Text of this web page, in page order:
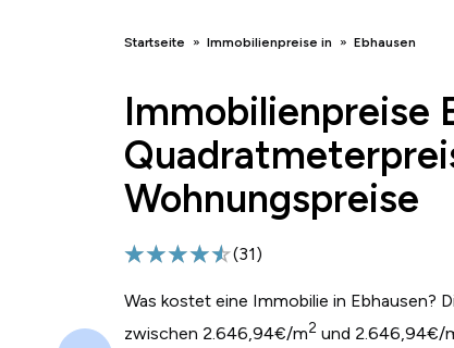
Breadcrumb
Startseite Immobilienpreise in Ebhausen
Immobilienpreise
Wohnungspreise
(31)
Was kostet eine Immobilie in Ebhausen?
zwischen 2.646,94€/m2 und 2.646,94€/